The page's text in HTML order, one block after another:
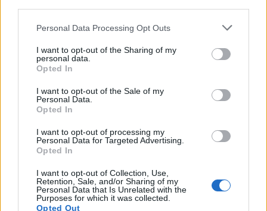
Please note that this website/app uses one or more Google
not limited to your visit or usage behaviour. You may click to
grant or deny consent to Google and its third-party tags to
use your data for below specified purposes in below Google
consent section.
Personal Data Processing Opt Outs
I want to opt-out of the Sharing of my
personal data.
Opted In
I want to opt-out of the Sale of my
Personal Data.
Opted In
I want to opt-out of processing my
Personal Data for Targeted Advertising.
Opted In
I want to opt-out of Collection, Use,
Retention, Sale, and/or Sharing of my
Personal Data that Is Unrelated with the
Purposes for which it was collected.
Opted Out
Feliratkozom a hírlevélre és elfogadom az
adatvédelmi
LEGFRISSEBB
Helyi hírek
másodfokúra csökken a riasztás